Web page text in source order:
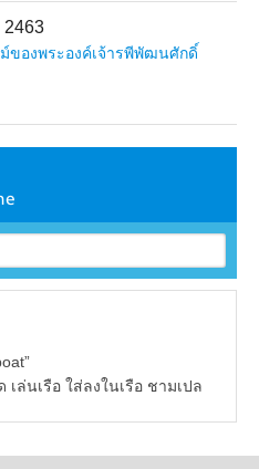
ของพระองค์เจ้ารพีพัฒนศักดิ์
เล่นเรือ ใส่ลงในเรือ ชามเปล